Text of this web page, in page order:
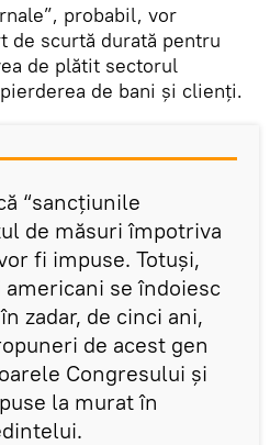
probabil, vor
de scurtă durată pentru
de plătit sectorul
de bani și clienți.
“sancțiunile
de măsuri împotriva
fi impuse. Totuși,
se îndoiesc
zadar, de cinci ani,
de acest gen
Congresului și
la murat în